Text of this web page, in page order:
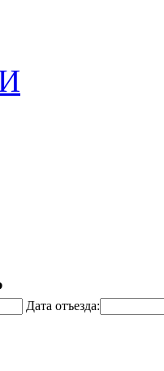
Дата отъезда: